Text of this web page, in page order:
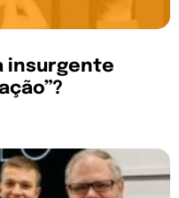
insurgente